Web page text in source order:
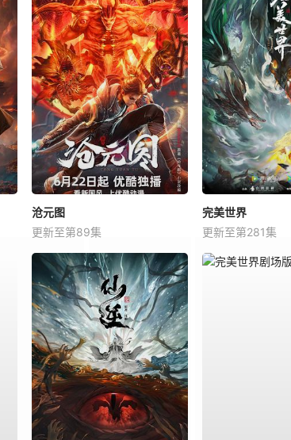
沧元图
更新至第89集
完美世界
更新至第281集